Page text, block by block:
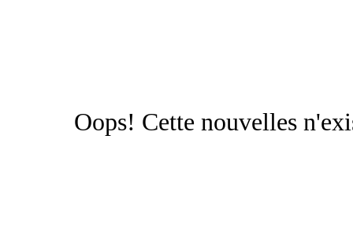
Oops! Cette nouvelles